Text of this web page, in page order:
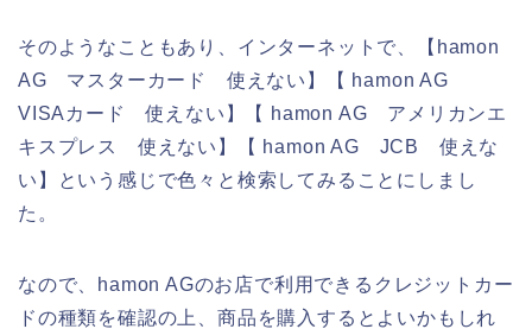
そのようなこともあり、インターネットで、【hamon
AG マスターカード 使えない】【 hamon AG
VISAカード 使えない】【 hamon AG アメリカンエ
キスプレス 使えない】【 hamon AG JCB 使えな
い】という感じで色々と検索してみることにしまし
た。
なので、hamon AGのお店で利用できるクレジットカー
ドの種類を確認の上、商品を購入するとよいかもしれ